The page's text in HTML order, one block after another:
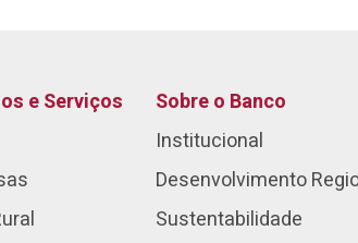
e Serviços
Sobre o Banco
Institucional
Desenvolvimento
Sustentabilidade